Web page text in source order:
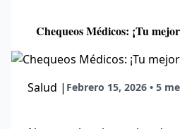
Chequeos Médicos: ¡Tu
Salud | Febrero 15, 2026 • 5